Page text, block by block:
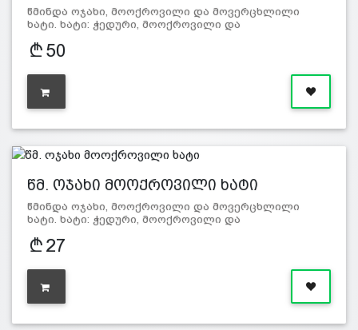
წმინდა ოჯახი, მოოქროვილი და მოვერცხლილი
ხატი. ხატი: ჭედური, მოოქროვილი და
50
წმ. ოჯახი მოოქროვილი ხატი
წმინდა ოჯახი, მოოქროვილი და მოვერცხლილი
ხატი. ხატი: ჭედური, მოოქროვილი და
27